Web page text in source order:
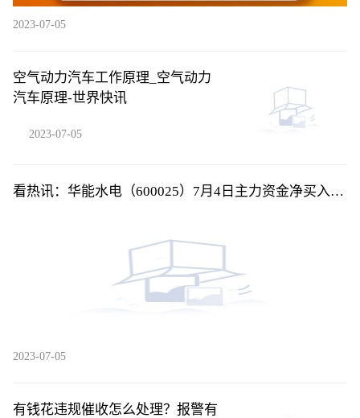
2023-07-05
空气动力汽车工作原理_空气动力
汽车原理-世界快讯
2023-07-05
看热讯：华能水电（600025）7月4日主力资金净买入
2023-07-05
有钱花违规催收怎么处理？报警有